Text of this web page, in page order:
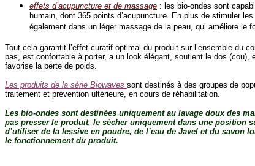
effets d’acupuncture et de massage : les bio-ondes sont
humain, dont 365 points d’acupuncture. En plus de stimuler
également dans un léger massage de la peau, qui améliore le
Tout cela garantit l’effet curatif optimal du produit sur l’ensemble du
pas, est confortable à porter, a un look élégant, soutient le dos
favorise la perte de poids.
Les produits de la série Biowaves sont destinés à des groupes de
traitement et prévention ultérieure, en cours de réhabilitation.
Les bio-ondes sont destinées uniquement au lavage doux des
pas presser le produit, le sécher uniquement dans une position
d’utiliser de la lessive en poudre, de l’eau de Javel et du savon
le fonctionnement du produit.